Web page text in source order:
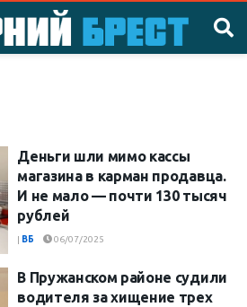
Деньги шли мимо кассы
магазина в карман продавца.
И не мало — почти 130 тысяч
рублей
| ВБ 06/07/2025
В Пружанском районе судили
водителя за хищение трех